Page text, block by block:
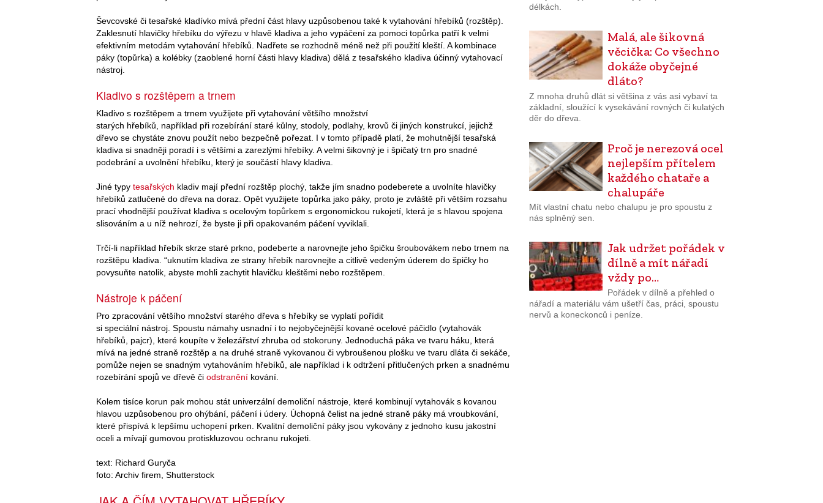
Ševcovské či tesařské kladívko mívá přední část hlavy uzpůsobenou také k vytahování hřebíků (rozštěp).
Zaklesnutí hlavičky hřebíku do výřezu v hlavě kladiva a jeho vypáčení za pomoci topůrka patří k velmi
efektivním metodám vytahování hřebíků. Nadřete se rozhodně méně než při použití kleští. A kombinace
páky (topůrka) a kolébky (zaoblené horní části hlavy kladiva) dělá z tesařského kladiva účinný vytahovací
nástroj.
Kladivo s rozštěpem a trnem
Kladivo s rozštěpem a trnem využijete při vytahování většího množství
starých hřebíků, například při rozebírání staré kůlny, stodoly, podlahy, krovů či jiných konstrukcí, jejichž
dřevo se chystáte znovu použít nebo bezpečně pořezat. I v tomto případě platí, že mohutnější tesařská
kladiva si snadněji poradí i s většími a zarezlými hřebíky. A velmi šikovný je i špičatý trn pro snadné
podebrání a uvolnění hřebíku, který je součástí hlavy kladiva.
Jiné typy tesařských kladiv mají přední rozštěp plochý, takže jím snadno podeberete a uvolníte hlavičky
hřebíků zatlučené do dřeva na doraz. Opět využijete topůrka jako páky, proto je zvláště při větším rozsahu
prací vhodnější používat kladiva s ocelovým topůrkem s ergonomickou rukojetí, která je s hlavou spojena
slisováním a u níž nehrozí, že byste ji při opakovaném páčení vyviklali.
Trčí-li například hřebík skrze staré prkno, podeberte a narovnejte jeho špičku šroubovákem nebo trnem na
rozštěpu kladiva. “uknutím kladiva ze strany hřebík narovnejte a citlivě vedeným úderem do špičky ho
povysuňte natolik, abyste mohli zachytit hlavičku kleštěmi nebo rozštěpem.
Nástroje k páčení
Pro zpracování většího množství starého dřeva s hřebíky se vyplatí pořídit
si speciální nástroj. Spoustu námahy usnadní i to nejobyčejnější kované ocelové páčidlo (vytahovák
hřebíků, pajcr), které koupíte v železářství zhruba od stokoruny. Jednoduchá páka ve tvaru háku, která
mívá na jedné straně rozštěp a na druhé straně vykovanou či vybroušenou plošku ve tvaru dláta či sekáče,
pomůže nejen se snadným vytahováním hřebíků, ale například i k odtržení přitlučených prken a snadnému
rozebírání spojů ve dřevě či odstranění kování.
Kolem tisíce korun pak mohou stát univerzální demoliční nástroje, které kombinují vytahovák s kovanou
hlavou uzpůsobenou pro ohýbání, páčení i údery. Úchopná čelist na jedné straně páky má vroubkování,
které přispívá k lepšímu uchopení prken. Kvalitní demoliční páky jsou vykovány z jednoho kusu jakostní
oceli a mívají gumovou protiskluzovou ochranu rukojeti.
text: Richard Guryča
foto: Archiv firem, Shutterstock
délkách.
Malá, ale šikovná
věcička: Co všechno
dokáže obyčejné
dláto?
Z mnoha druhů dlát si většina z vás asi vybaví ta
základní, sloužící k vysekávání rovných či kulatých
děr do dřeva.
Proč je nerezová ocel
nejlepším přítelem
každého chataře a
chalupáře
Mít vlastní chatu nebo chalupu je pro spoustu z
nás splněný sen.
Jak udržet pořádek v
dílně a mít nářadí
vždy po…
Pořádek v dílně a přehled o
nářadí a materiálu vám ušetří čas, práci, spoustu
nervů a koneckonců i peníze.